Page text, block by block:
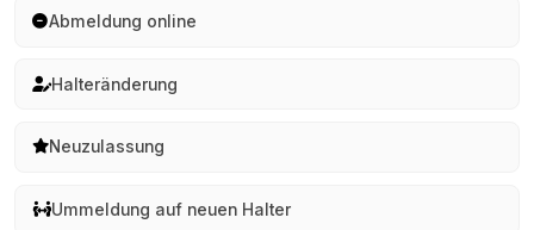
Abmeldung online
Halteränderung
Neuzulassung
Ummeldung auf neuen Halter